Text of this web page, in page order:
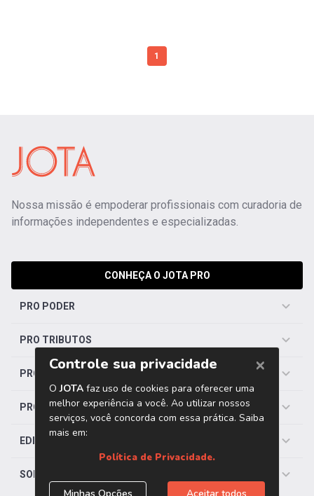
1
Nossa missão é empoderar profissionais com curadoria de
informações independentes e especializadas.
CONHEÇA O JOTA PRO
PRO PODER
PRO TRIBUTOS
PRO TRABALHISTA
PRO SAÚDE
EDITORIAS
SOBRE O JOTA